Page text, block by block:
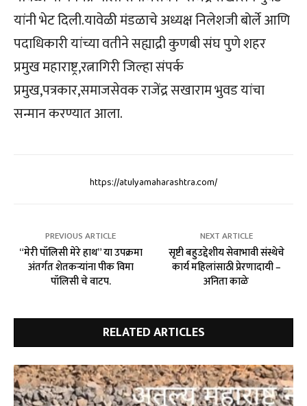
यांनी भेट दिली.यावेळी मंडळाचे अध्यक्ष निलेशजी बोर्ले आणि
पदाधिकारी यांच्या वतीने सह्याद्री कुणबी संघ पुणे शहर
प्रमुख महाराष्ट्र,रत्नागिरी जिल्हा संपर्क
प्रमुख,पत्रकार,समाजसेवक राजेंद्र सखाराम भुवड यांचा
सन्मान करण्यात आला.
https://atulyamaharashtra.com/
PREVIOUS ARTICLE
“मेरी पॉलिसी मेरे हाथ” या उपक्रमा
अंतर्गत शेतकर्‍यांना पीक विमा
पॉलिसी चे वाटप.
NEXT ARTICLE
सृष्टी बहुउद्देशीय सेवाभावी संस्थेचे
कार्य महिलांसाठी प्रेरणादायी –
अनिता काळे
RELATED ARTICLES